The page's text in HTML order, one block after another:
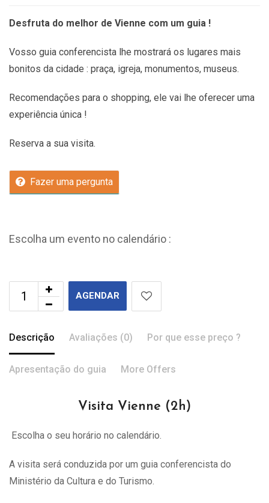
Desfruta do melhor de Vienne com um guia !
Vosso guia conferencista lhe mostrará os lugares mais
bonitos da cidade : praça, igreja, monumentos, museus.
Recomendações para o shopping, ele vai lhe oferecer uma
experiência única !
Reserva a sua visita.
Fazer uma pergunta
Escolha um evento no calendário :
AGENDAR
Descrição Avaliações (0) Por que esse preço ?
Apresentação do guia More Offers
Visita Vienne (2h)
Escolha o seu horário no calendário.
A visita será conduzida por um guia conferencista do
Ministério da Cultura e do Turismo.